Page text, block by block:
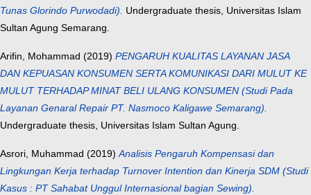
Tunas Glorindo Purwodadi). Undergraduate thesis, Universitas Islam
Sultan Agung Semarang.
Arifin, Mohammad (2019) PENGARUH KUALITAS LAYANAN JASA
DAN KEPUASAN KONSUMEN SERTA KOMUNIKASI DARI MULUT KE
MULUT TERHADAP MINAT BELI ULANG KONSUMEN (Studi Pada
Layanan Genaral Repair PT. Nasmoco Kaligawe Semarang).
Undergraduate thesis, Universitas Islam Sultan Agung.
Asrori, Muhammad (2019)Analisis Pengaruh Kompensasi dan
Lingkungan Kerja terhadap Turnover Intention dan Kinerja SDM (Studi
Kasus : PT Sahabat Unggul Internasional bagian Sewing).